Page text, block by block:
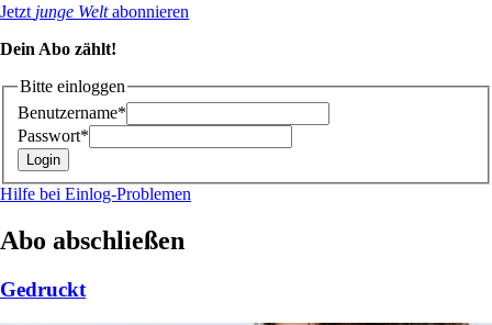
Jetzt junge Weltabonnieren
Dein Abo zählt!
Bitte einloggen
Benutzername*
Passwort*
Hilfe bei Einlog-Problemen
Abo abschließen
Gedruckt